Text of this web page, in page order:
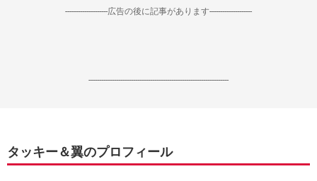
--------------------広告の後に記事があります--------------------
------------------------------------------------------------------
タッキー＆翼のプロフィール